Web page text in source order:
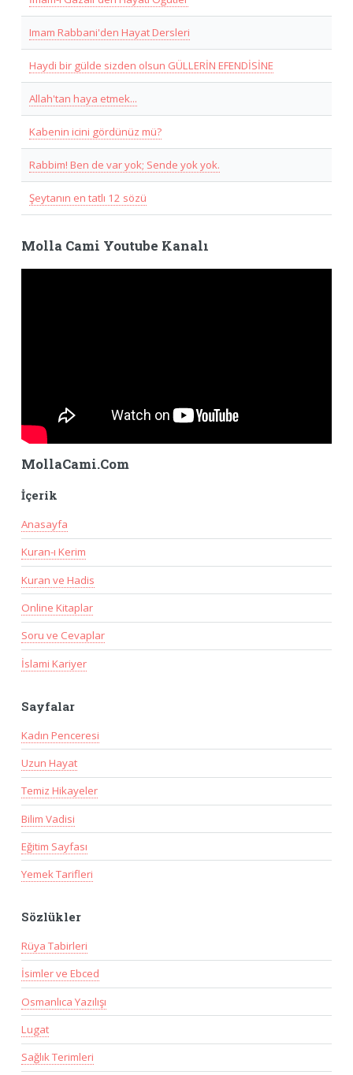
Imam Rabbani'den Hayat Dersleri
Haydi bir gülde sizden olsun GÜLLERİN EFENDİSİNE
Allah'tan haya etmek...
Kabenin icini gördünüz mü?
Rabbim! Ben de var yok; Sende yok yok.
Şeytanın en tatlı 12 sözü
Molla Cami Youtube Kanalı
MollaCami.Com
İçerik
Anasayfa
Kuran-ı Kerim
Kuran ve Hadis
Online Kitaplar
Soru ve Cevaplar
İslami Kariyer
Sayfalar
Kadın Penceresi
Uzun Hayat
Temiz Hikayeler
Bilim Vadisi
Eğitim Sayfası
Yemek Tarifleri
Sözlükler
Rüya Tabirleri
İsimler ve Ebced
Osmanlıca Yazılışı
Lugat
Sağlık Terimleri